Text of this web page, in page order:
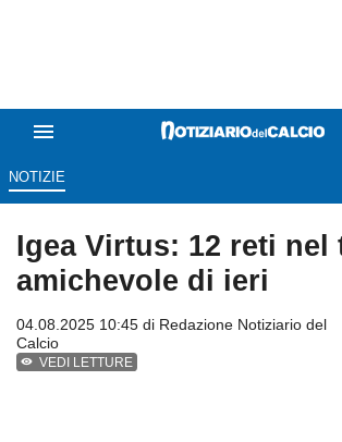
NOTIZIE
Igea Virtus: 12 reti nel
amichevole di ieri
04.08.2025 10:45 di Redazione Notiziario del
Calcio
VEDI LETTURE